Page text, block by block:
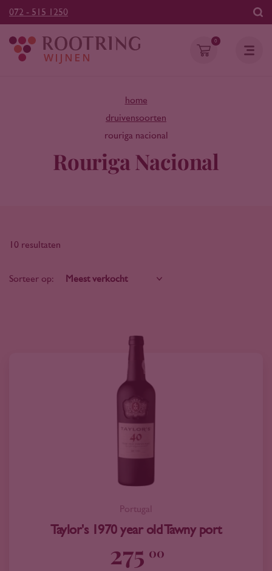
072 - 515 1250
0
home
druivensoorten
rouriga nacional
Rouriga Nacional
10 resultaten
Sorteer op:
Portugal
Taylor's 1970 year old Tawny port
275 00